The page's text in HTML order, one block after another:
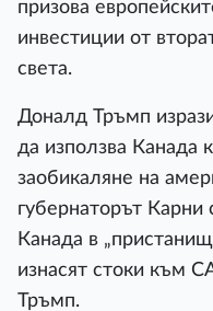
призова
инвестиции от
света.
Доналд Тръмп
да използва Канада
заобикаляне на
губернаторът
Канада в
изнасят стоки към
Тръмп.